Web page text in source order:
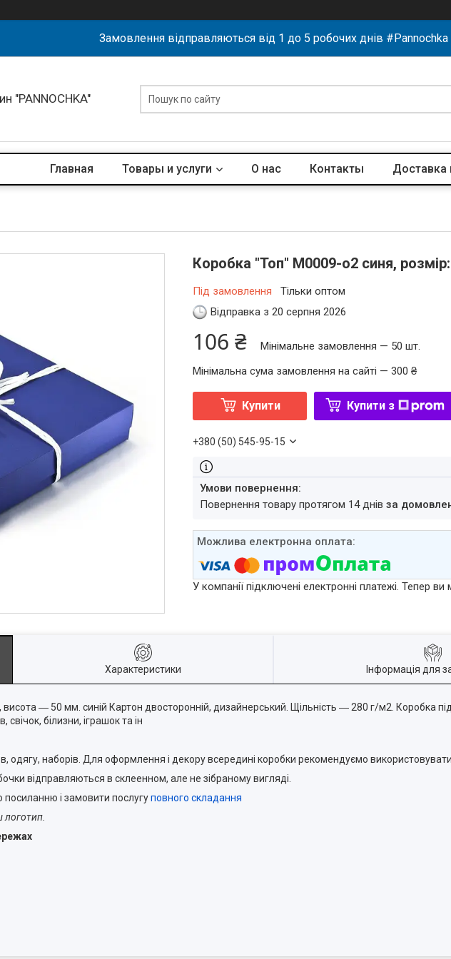
Замовлення відправляються від 1 до 5 робочих днів #Pannochka
"PANNOCHKA"
Главная Товары и услуги О нас Контакты Доставка
Коробка "Топ" М0009-о2 синя,
Під замовлення
Тільки оптом
Відправка з 20 серпня 2026
106 ₴
Мінімальне замовлення — 50 шт.
Мінімальна сума замовлення на сайті — 300 ₴
Купити Купити з
+380 (50) 545-95-15
повернення товару протягом 14 днівза
У компанії підключені електронні платежі. Тепер
Характеристики Інформація для
― 50 мм. синій Картон двосторонній, дизайнерський. Щільність ― 280 г/м2. Коробка
білизни, іграшок та ін
одягу, наборів. Для оформлення і декору всередині коробки рекомендуємо
відправляються в склеенном, але не зібраному вигляді.
посиланню і замовити послугуповного складання
логотип.